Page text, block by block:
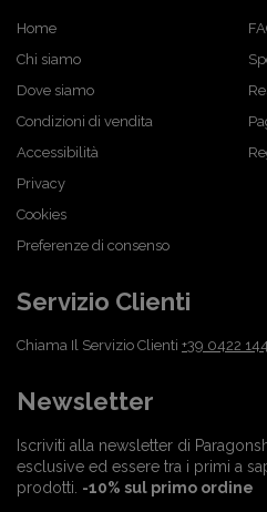
Home
Chi siamo
Dove siamo
Condizioni di vendita
Accessibilità
Privacy
Cookies
Preferenze di consenso
Servizio Clienti
Chiama Il Servizio Clienti +39 0422
Newsletter
Iscriviti alla newsletter di
esclusive ed essere tra i primi a
prodotti. -10% sul primo ordine